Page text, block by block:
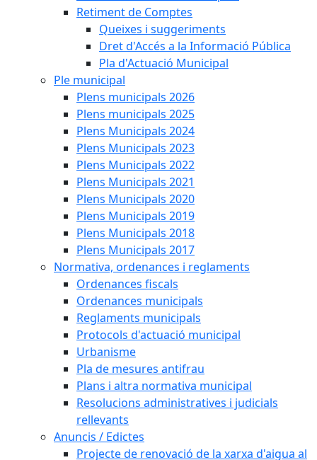
Retiment de Comptes
Queixes i suggeriments
Dret d'Accés a la Informació Pública
Pla d'Actuació Municipal
Ple municipal
Plens municipals 2026
Plens municipals 2025
Plens Municipals 2024
Plens Municipals 2023
Plens Municipals 2022
Plens Municipals 2021
Plens Municipals 2020
Plens Municipals 2019
Plens Municipals 2018
Plens Municipals 2017
Normativa, ordenances i reglaments
Ordenances fiscals
Ordenances municipals
Reglaments municipals
Protocols d'actuació municipal
Urbanisme
Pla de mesures antifrau
Plans i altra normativa municipal
Resolucions administratives i judicials
rellevants
Anuncis / Edictes
Projecte de renovació de la xarxa d'aigua al